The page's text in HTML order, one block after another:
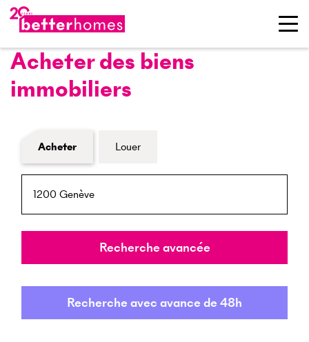
Acheter des biens
immobiliers
Formulaire de recherche de biens
Acheter Louer
NPA / Lieu
Rayon
Recherche avancée
Recherche avec avance de 48h